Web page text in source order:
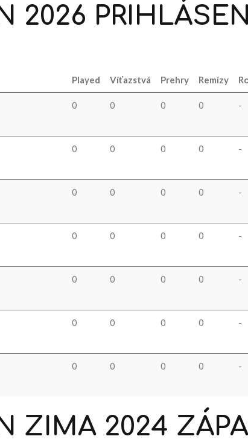
2026
Played Víťazstvá Prehry Remízy
0 0 0 0 -
0 0 0 0 -
0 0 0 0 -
0 0 0 0 -
0 0 0 0 -
0 0 0 0 -
0 0 0 0 -
ZIMA 2024